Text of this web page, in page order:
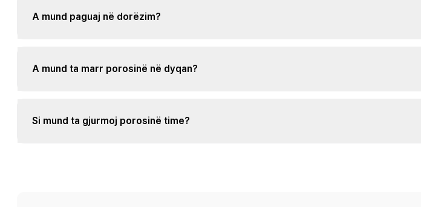
A mund paguaj në dorëzim?
A mund ta marr porosinë në dyqan?
Si mund ta gjurmoj porosinë time?